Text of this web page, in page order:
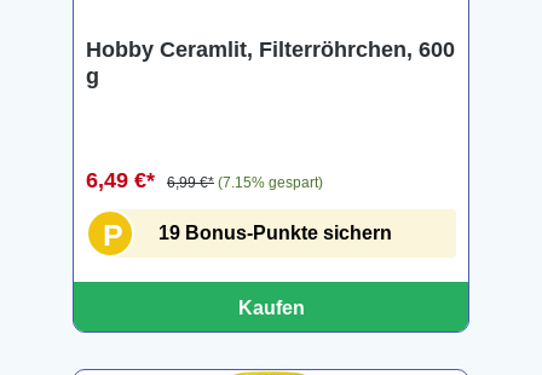
Hobby Ceramlit, Filterröhrchen, 600
g
6,49 €* 6,99 €* (7.15% gespart)
P 19 Bonus-Punkte sichern
Kaufen